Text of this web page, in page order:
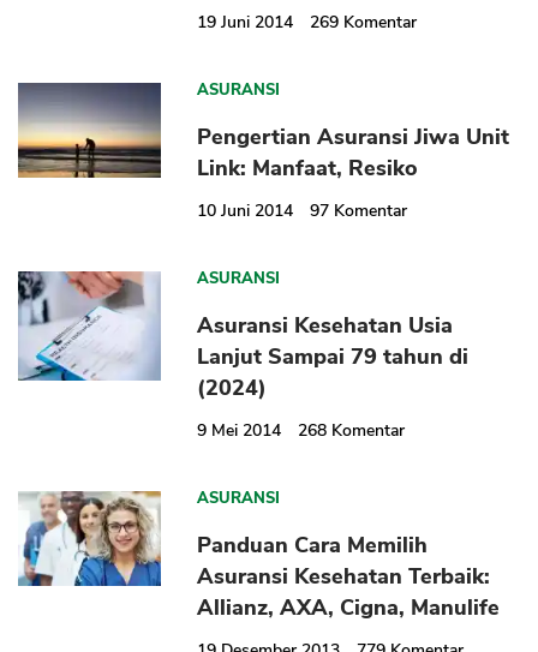
19 Juni 2014 269 Komentar
ASURANSI
Pengertian Asuransi Jiwa Unit
Link: Manfaat, Resiko
10 Juni 2014 97 Komentar
ASURANSI
Asuransi Kesehatan Usia
Lanjut Sampai 79 tahun di
(2024)
9 Mei 2014 268 Komentar
ASURANSI
Panduan Cara Memilih
Asuransi Kesehatan Terbaik:
Allianz, AXA, Cigna, Manulife